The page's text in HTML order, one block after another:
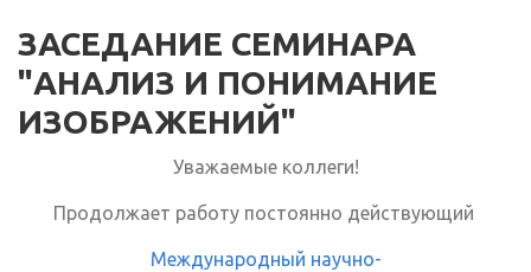
ЗАСЕДАНИЕ СЕМИНАРА
"АНАЛИЗ И ПОНИМАНИЕ
ИЗОБРАЖЕНИЙ"
Уважаемые коллеги!
Продолжает работу постоянно действующий
Международный научно-